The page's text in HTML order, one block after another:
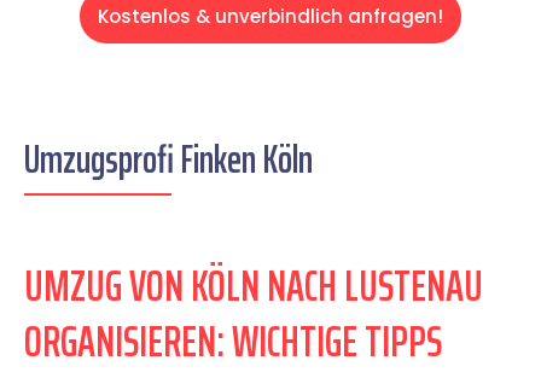
Kostenlos & unverbindlich anfragen!
Umzugsprofi Finken Köln
UMZUG VON KÖLN NACH LUSTENAU
ORGANISIEREN: WICHTIGE TIPPS